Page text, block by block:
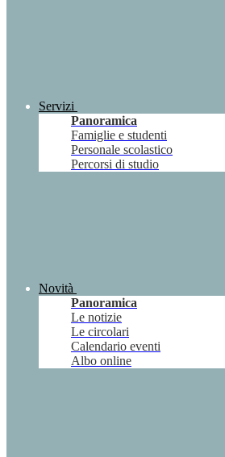
Servizi
Panoramica
Famiglie e studenti
Personale scolastico
Percorsi di studio
Novità
Panoramica
Le notizie
Le circolari
Calendario eventi
Albo online